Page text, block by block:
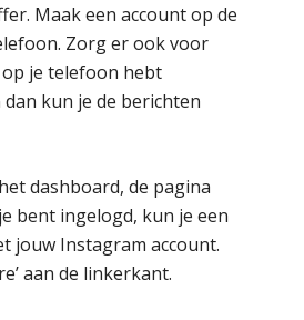
Maak een account op de
Zorg er ook voor
op je telefoon hebt
kun je de berichten
dashboard, de pagina
bent ingelogd, kun je een
jouw Instagram account.
aan de linkerkant.